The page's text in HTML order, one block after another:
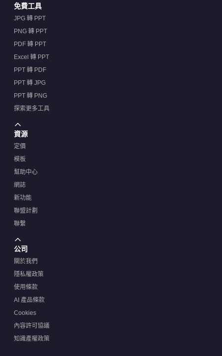
免費工具
JPG 轉 PPT
PNG 轉 PPT
PDF 轉 PPT
Excel 轉 PPT
PPT 轉 PDF
PPT 轉 JPG
PPT 轉 PNG
探索更多工具
資源
定價
模板
幫助中心
網誌
新功能
聯盟計劃
聯繫
公司
關於我們
隱私權政策
使用條款
AI 產品條款
Cookies
內容許可協議
知識產權政策